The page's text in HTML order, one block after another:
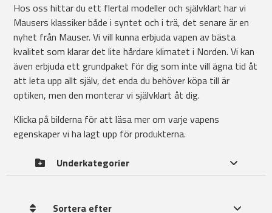
Hos oss hittar du ett flertal modeller och självklart har vi
Mausers klassiker både i syntet och i trä, det senare är en
nyhet från Mauser. Vi vill kunna erbjuda vapen av bästa
kvalitet som klarar det lite hårdare klimatet i Norden. Vi kan
även erbjuda ett grundpaket för dig som inte vill ägna tid åt
att leta upp allt själv, det enda du behöver köpa till är
optiken, men den monterar vi självklart åt dig.
Klicka på bilderna för att läsa mer om varje vapens
egenskaper vi ha lagt upp för produkterna.
Underkategorier
Sortera efter